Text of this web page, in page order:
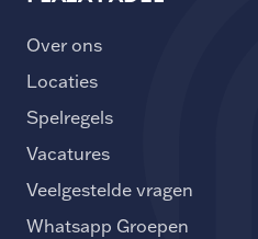
Over ons
Locaties
Spelregels
Vacatures
Veelgestelde vragen
Whatsapp Groepen